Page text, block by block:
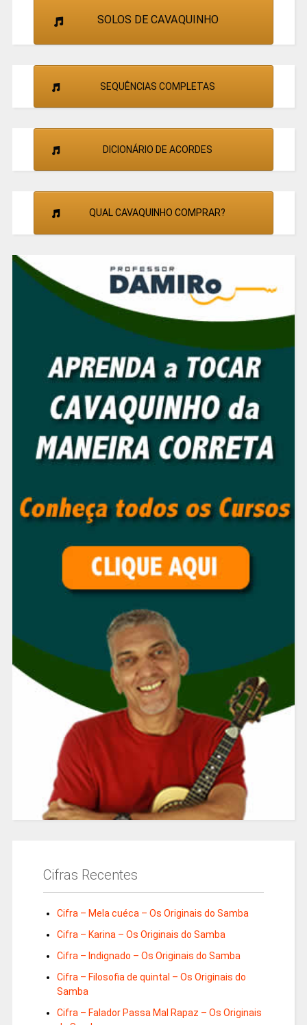
SOLOS DE CAVAQUINHO
SEQUÊNCIAS COMPLETAS
DICIONÁRIO DE ACORDES
QUAL CAVAQUINHO COMPRAR?
Cifras Recentes
Cifra – Mela cuéca – Os Originais do Samba
Cifra – Karina – Os Originais do Samba
Cifra – Indignado – Os Originais do Samba
Cifra – Filosofia de quintal – Os Originais do
Samba
Cifra – Falador Passa Mal Rapaz – Os Originais